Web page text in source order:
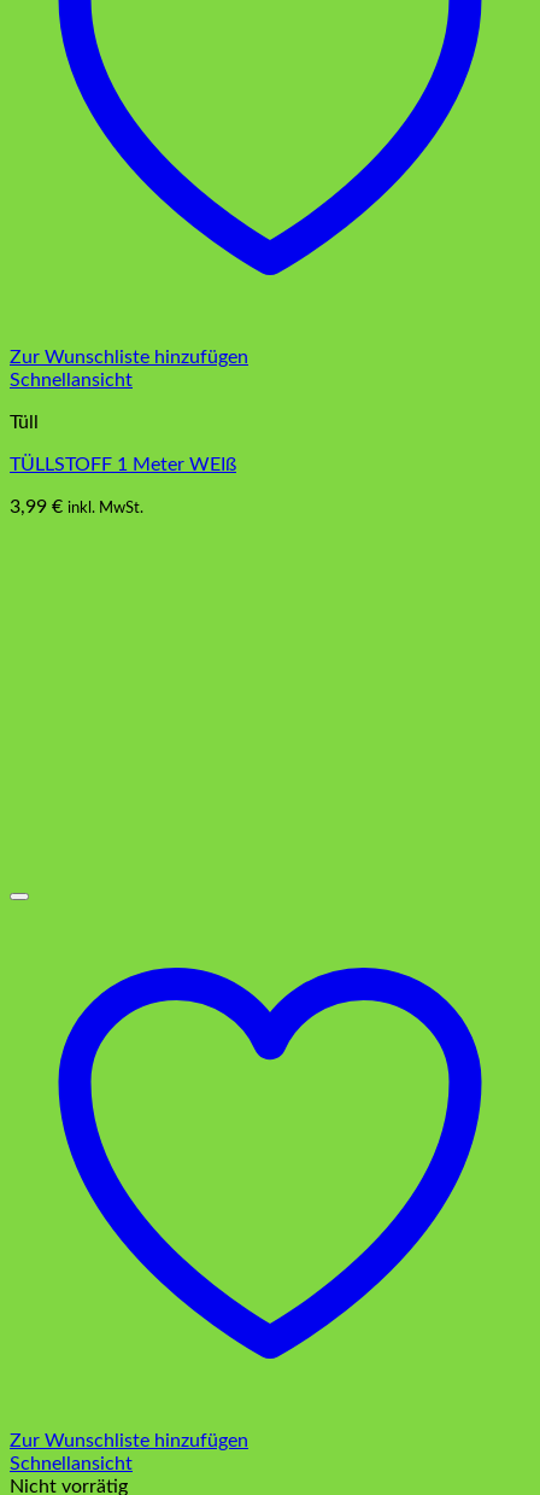
Zur Wunschliste hinzufügen
Schnellansicht
Tüll
TÜLLSTOFF 1 Meter WEIß
3,99 € inkl. MwSt.
Zur Wunschliste hinzufügen
Schnellansicht
Nicht vorrätig